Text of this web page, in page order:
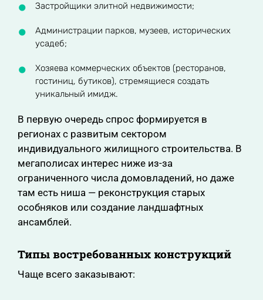
Застройщики элитной недвижимости;
Администрации парков, музеев, исторических
усадеб;
Хозяева коммерческих объектов (ресторанов,
гостиниц, бутиков), стремящиеся создать
уникальный имидж.
В первую очередь спрос формируется в
регионах с развитым сектором
индивидуального жилищного строительства. В
мегаполисах интерес ниже из-за
ограниченного числа домовладений, но даже
там есть ниша — реконструкция старых
особняков или создание ландшафтных
ансамблей.
Типы востребованных конструкций
Чаще всего заказывают: